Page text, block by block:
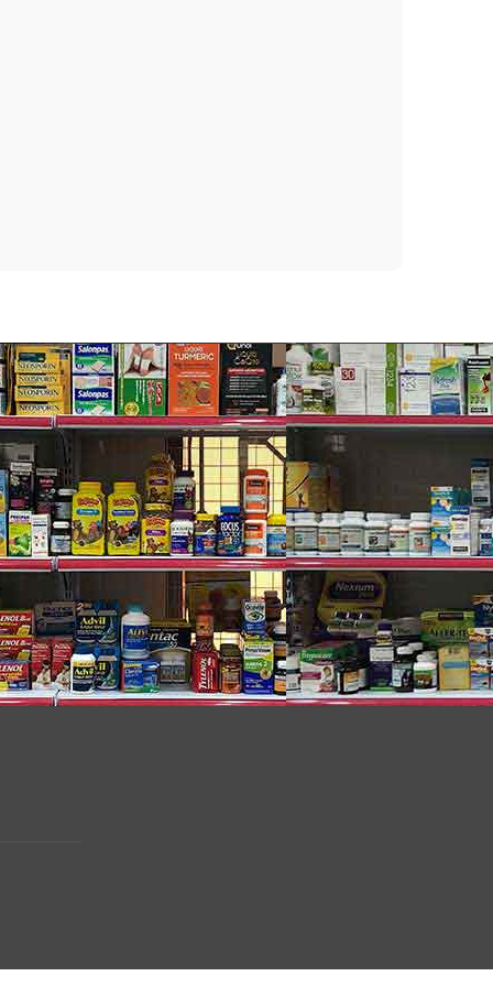
SPF 25
SILSESQUIOXANE CROSSPOLYMER,
ISOSTEARATE, PALMITOYL
DIMETHICONE, STEARYL
CERATONIA SILIQUA (CAROB) FRUIT
CETEARYL GLUCOSIDE, CETEARYL
ACID, DISODIUM EDTA.*Vitamin B3, **Amino-